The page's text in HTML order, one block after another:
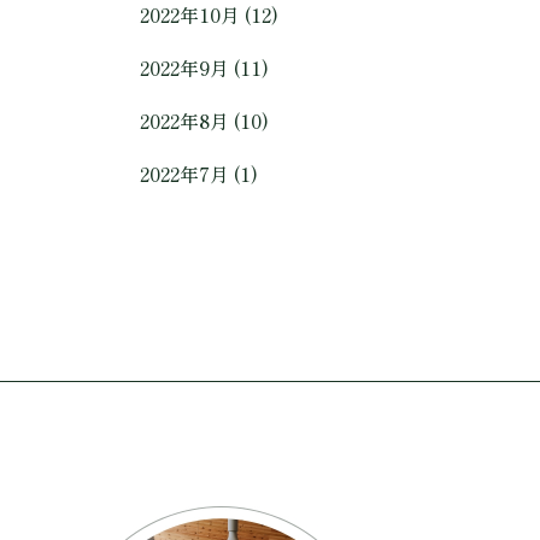
2022年10月 (12)
2022年9月 (11)
2022年8月 (10)
2022年7月 (1)